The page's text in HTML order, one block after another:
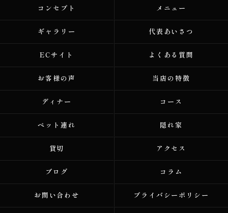
コンセプト メニュー
ギャラリー 代表あいさつ
ECサイト よくある質問
お客様の声 当店の特徴
ディナー コース
ペット連れ 隠れ家
貸切 アクセス
ブログ コラム
お問い合わせ プライバシーポリシー